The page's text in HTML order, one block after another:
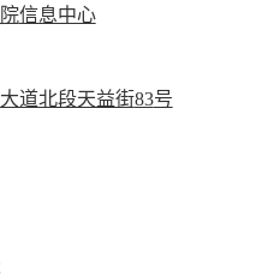
信息中心
道北段天益街83号